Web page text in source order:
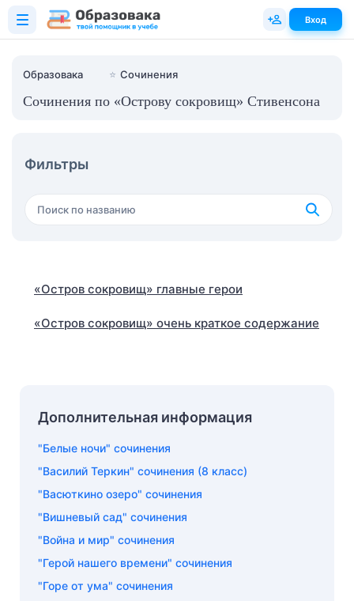
Образовака ⭐ Сочинения
Сочинения по «Острову сокровищ» Стивенсона
Фильтры
«Остров сокровищ» главные герои
«Остров сокровищ» очень краткое содержание
Дополнительная информация
"Белые ночи" сочинения
"Василий Теркин" сочинения (8 класс)
"Васюткино озеро" сочинения
"Вишневый сад" сочинения
"Война и мир" сочинения
"Герой нашего времени" сочинения
"Горе от ума" сочинения
Вход